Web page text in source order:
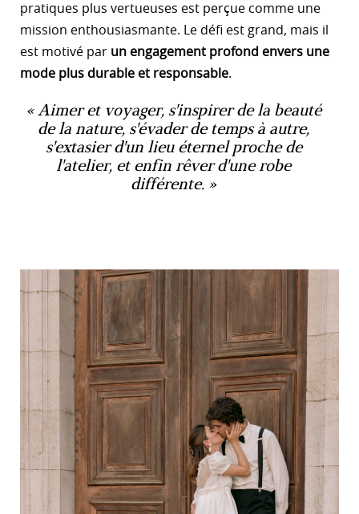
pratiques plus vertueuses est perçue comme une
mission enthousiasmante. Le défi est grand, mais il
est motivé par un engagement profond envers une
mode plus durable et responsable.
Aimer et voyager, s'inspirer de la beauté
de la nature, s'évader de temps à autre,
s'extasier d'un lieu éternel proche de
l'atelier, et enfin rêver d'une robe
différente.